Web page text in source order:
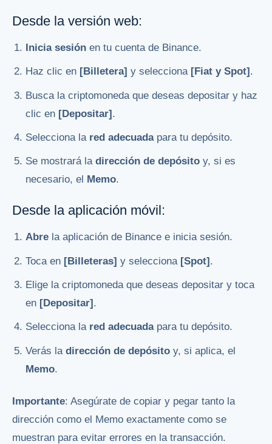
Desde la versión web:
Inicia sesión en tu cuenta de Binance.
Haz clic en [Billetera] y selecciona [Fiat y Spot] .
Busca la criptomoneda que deseas depositar y haz
clic en [Depositar].
Selecciona la red adecuadapara tu depósito.
Se mostrará ladirección de depósito y, si es
necesario, el
Memo.
Desde la aplicación móvil:
Abre la aplicación de Binance e inicia sesión.
Toca en [Billeteras] y selecciona [Spot].
Elige la criptomoneda que deseas depositar y toca
en [Depositar].
Selecciona la red adecuadapara tu depósito.
Verás ladirección de depósito y, si aplica, el
Memo.
Importante: Asegúrate de copiar y pegar tanto la
dirección como el Memo exactamente como se
muestran para evitar errores en la transacción.